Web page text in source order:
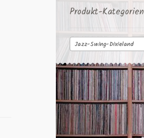
Produkt-Kategorien
Jazz-Swing-Dixieland